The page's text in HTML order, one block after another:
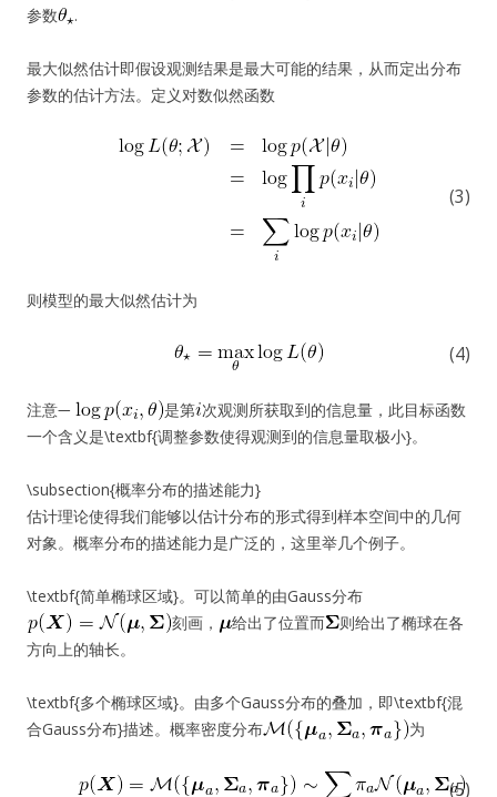
参数
.
最大似然估计即假设观测结果是最大可能的结果，从而定出分布
参数的估计方法。定义对数似然函数
(3)
则模型的最大似然估计为
(4)
注意 是第 次观测所获取到的信息量，此目标函数
一个含义是\textbf{调整参数使得观测到的信息量取极小}。
\subsection{概率分布的描述能力}
估计理论使得我们能够以估计分布的形式得到样本空间中的几何
对象。概率分布的描述能力是广泛的，这里举几个例子。
\textbf{简单椭球区域}。可以简单的由Gauss分布
刻画，
给出了位置而
则给出了椭球在各
方向上的轴长。
\textbf{多个椭球区域}。由多个Gauss分布的叠加，即\textbf{混
合Gauss分布}描述。概率密度分布
为
(5)